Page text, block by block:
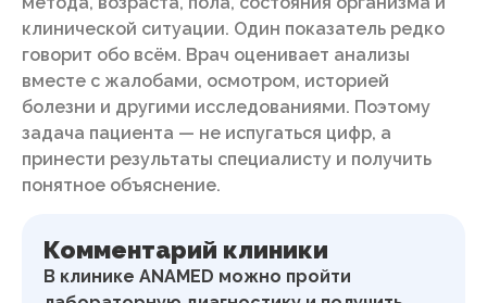
клинической ситуации. Один показатель редко
говорит обо всём. Врач оценивает анализы
вместе с жалобами, осмотром, историей
болезни и другими исследованиями. Поэтому
задача пациента — не испугаться цифр, а
принести результаты специалисту и получить
понятное объяснение.
Комментарий клиники
В клинике ANAMED можно пройти